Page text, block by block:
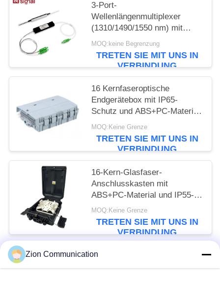
3-Port-
Wellenlängenmultiplexer
(1310/1490/1550 nm) mit
Filter, geringer
Einfügedämpfung, hoher
Kanaltrennung und
Pfad
MOQ:keine Begrenzung
TRETEN SIE MIT UNS IN
VERBINDUNG
16 Kernfaseroptische
Endgerätebox mit IP65-
Schutz und ABS+PC-Material
für sicheres
Fasermanagement
MOQ:Keine Grenze
TRETEN SIE MIT UNS IN
VERBINDUNG
16-Kern-Glasfaser-
Anschlusskasten mit
ABS+PC-Material und IP55-
Schutz für Fttx-Netzwerk
MOQ:Keine Grenze
TRETEN SIE MIT UNS IN
VERBINDUNG
Beliebte Kategorien
Zion Communication